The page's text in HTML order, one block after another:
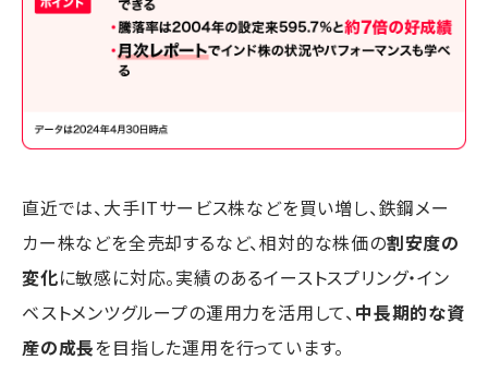
直近では、大手ITサービス株などを買い増し、鉄鋼メー
カー株などを全売却するなど、相対的な株価の割安度の
変化に敏感に対応。実績のあるイーストスプリング・イン
ベストメンツグループの運用力を活用して、中長期的な資
産の成長を目指した運用を行っています。